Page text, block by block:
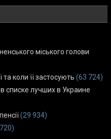
міського голови
коли її застосують (63 724)
списке лучших в Украине
(29 934)